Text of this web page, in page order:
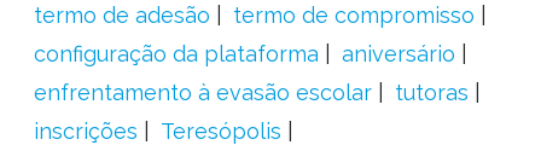
termo de adesão
termo de compromisso
configuração da plataforma
aniversário
enfrentamento à evasão escolar
tutoras
inscrições
Teresópolis